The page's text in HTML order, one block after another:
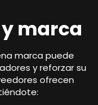
marca
marca puede
y reforzar su
ofrecen